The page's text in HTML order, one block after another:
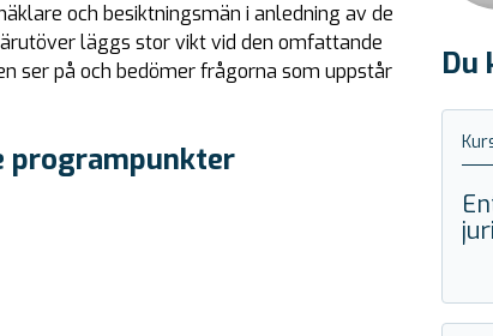
Du
och besiktningsmän i anledning av de
läggs stor vikt vid den omfattande
ser på och bedömer frågorna som uppstår
programpunkter